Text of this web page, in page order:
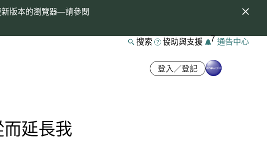
新版本的瀏覽器—請參閱
搜索 協助與支援 7 通告中心
登入／登記
而延長我